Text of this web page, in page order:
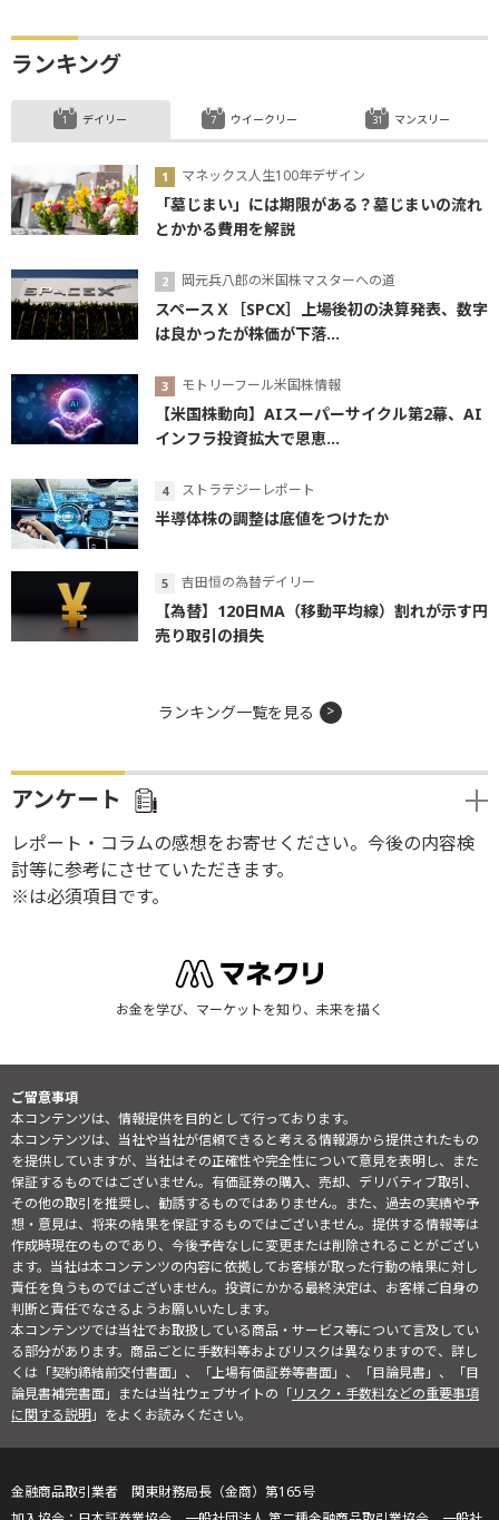
ランキング
デイリー
マネックス人生100年デザイン
「墓じまい」には期限がある？墓じまいの流れ
とかかる費用を解説
岡元兵八郎の米国株マスターへの道
スペースＸ［SPCX］上場後初の決算発表、数字
は良かったが株価が下落...
モトリーフール米国株情報
【米国株動向】AIスーパーサイクル第2幕、AI
インフラ投資拡大で恩恵...
ストラテジーレポート
半導体株の調整は底値をつけたか
吉田恒の為替デイリー
【為替】120日MA（移動平均線）割れが示す円
売り取引の損失
ウイークリー マンスリー
ランキング一覧を見る
アンケート
レポート・コラムの感想をお寄せください。今後の内容検
討等に参考にさせていただきます。
※は必須項目です。
お金を学び、マーケットを知り、未来を描く
ご留意事項
本コンテンツは、情報提供を目的として行っております。
本コンテンツは、当社や当社が信頼できると考える情報源から提供されたもの
を提供していますが、当社はその正確性や完全性について意見を表明し、また
保証するものではございません。有価証券の購入、売却、デリバティブ取引、
その他の取引を推奨し、勧誘するものではありません。また、過去の実績や予
想・意見は、将来の結果を保証するものではございません。提供する情報等は
作成時現在のものであり、今後予告なしに変更または削除されることがござい
ます。当社は本コンテンツの内容に依拠してお客様が取った行動の結果に対し
責任を負うものではございません。投資にかかる最終決定は、お客様ご自身の
判断と責任でなさるようお願いいたします。
本コンテンツでは当社でお取扱している商品・サービス等について言及してい
る部分があります。商品ごとに手数料等およびリスクは異なりますので、詳し
くは「契約締結前交付書面」、「上場有価証券等書面」、「目論見書」、「目
論見書補完書面」または当社ウェブサイトの「リスク・手数料などの重要事項
に関する説明」をよくお読みください。
金融商品取引業者 関東財務局長（金商）第165号